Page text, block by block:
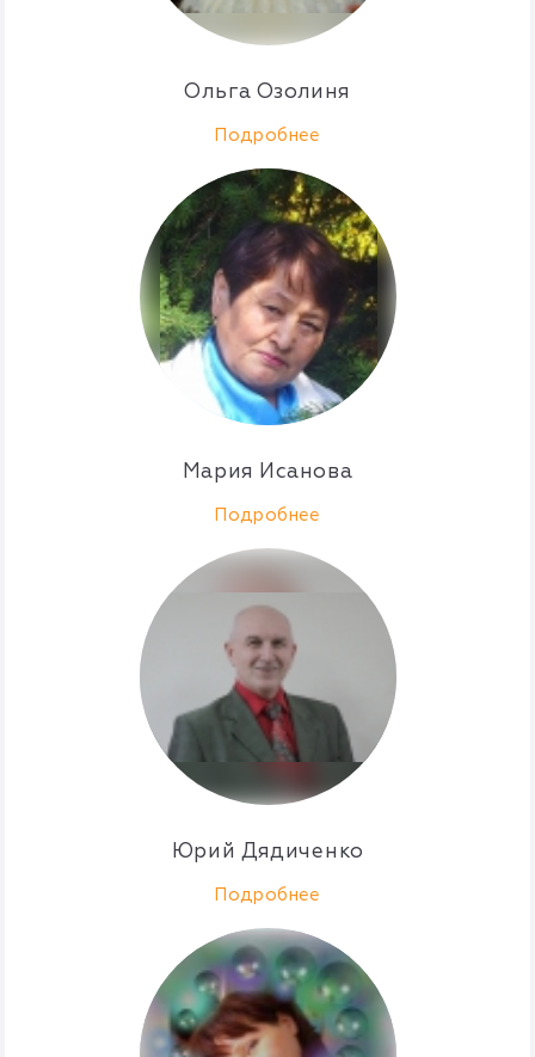
Ольга Озолиня
Подробнее
Мария Исанова
Подробнее
Юрий Дядиченко
Подробнее